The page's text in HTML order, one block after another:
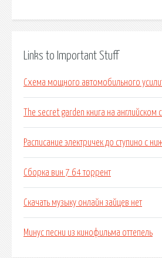
Links to Important Stuff
Схема мощного автомобильного
The secret garden книга на английском
Расписание электричек до ступино с
Сборка вин 7 64 торрент
Скачать музыку онлайн зайцев нет
Минус песни из кинофильма оттепель